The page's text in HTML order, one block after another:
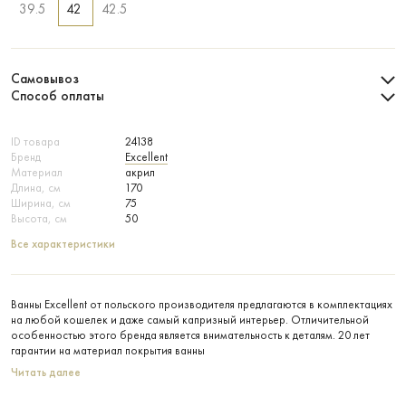
ID товара
24138
Бренд
Excellent
Материал
акрил
Длина, см
170
Ширина, см
75
Высота, см
50
Все характеристики
Ванны Excellent от польского производителя предлагаются в комплектациях
на любой кошелек и даже самый капризный интерьер. Отличительной
особенностью этого бренда является внимательность к деталям. 20 лет
гарантии на материал покрытия ванны
Читать далее
39.5
42 42.5
Самовывоз
Способ оплаты